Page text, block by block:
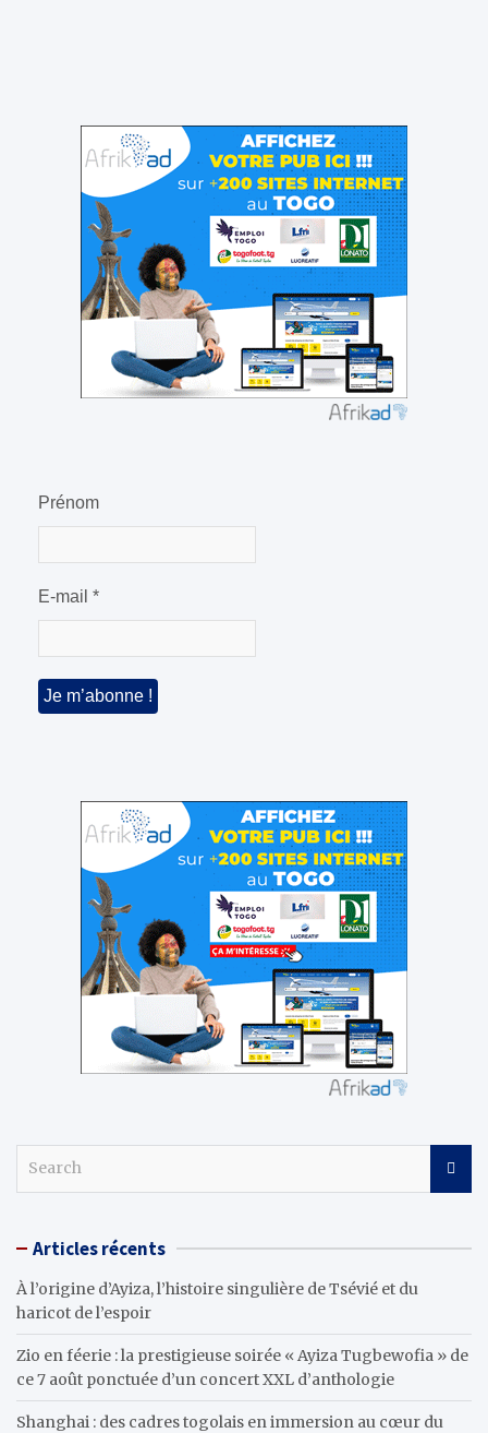
Prénom
E-mail *
c
h
Articles récents
À l’origine d’Ayiza, l’histoire singulière de Tsévié et du
haricot de l’espoir
Zio en féerie : la prestigieuse soirée « Ayiza Tugbewofia » de
ce 7 août ponctuée d’un concert XXL d’anthologie
Shanghai : des cadres togolais en immersion au cœur du